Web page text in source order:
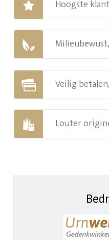
Hoogste
Veilig
Louter